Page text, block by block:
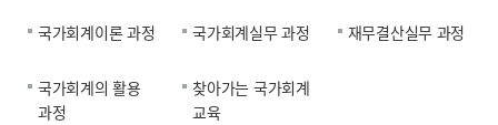
국가회계이론 과정 국가회계실무 과정 재무결산실무 과정
국가회계의 활용
과정
찾아가는 국가회계
교육